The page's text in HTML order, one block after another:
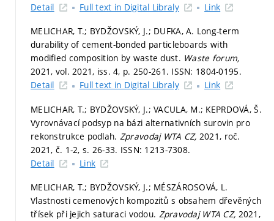
Detail
Full text in Digital Libraly Link
MELICHAR, T.; BYDŽOVSKÝ, J.; DUFKA, A. Long-term
durability of cement-bonded particleboards with
modified composition by waste dust. Waste forum,
2021, vol. 2021, iss. 4, p. 250-261. ISSN: 1804-0195.
Detail
Full text in Digital Libraly Link
MELICHAR, T.; BYDŽOVSKÝ, J.; VACULA, M.; KEPRDOVÁ, Š.
Vyrovnávací podsyp na bázi alternativních surovin pro
rekonstrukce podlah. Zpravodaj WTA CZ, 2021, roč.
2021, č. 1-2, s. 26-33. ISSN: 1213-7308.
Detail
Link
MELICHAR, T.; BYDŽOVSKÝ, J.; MÉSZÁROSOVÁ, L.
Vlastnosti cemenových kompozitů s obsahem dřevěných
třísek při jejich saturaci vodou. Zpravodaj WTA CZ, 2021,